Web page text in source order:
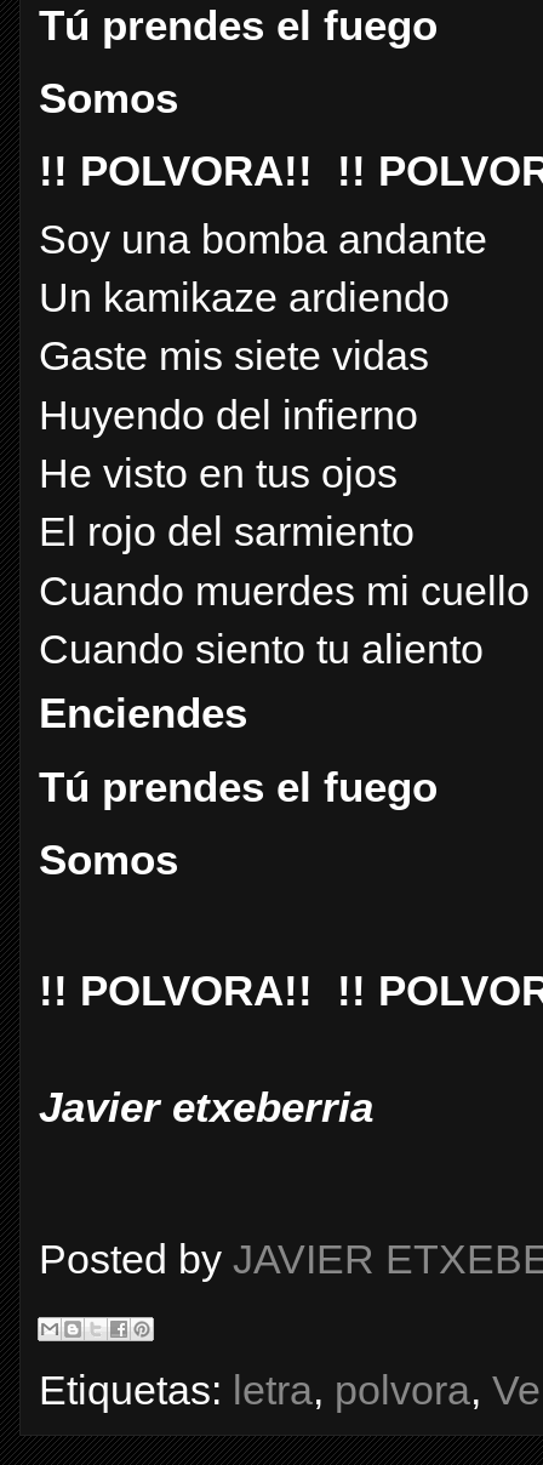
Tú prendes el fuego
Somos
!! POLVORA!! !!
Soy una bomba andante
Un kamikaze ardiendo
Gaste mis siete vidas
Huyendo del infierno
He visto en tus ojos
El rojo del sarmiento
Cuando muerdes mi cuello
Cuando siento tu aliento
Enciendes
Tú prendes el fuego
Somos
!! POLVORA!! !!
Javier etxeberria
Posted by JAVIER
Etiquetas: letra, polvora,